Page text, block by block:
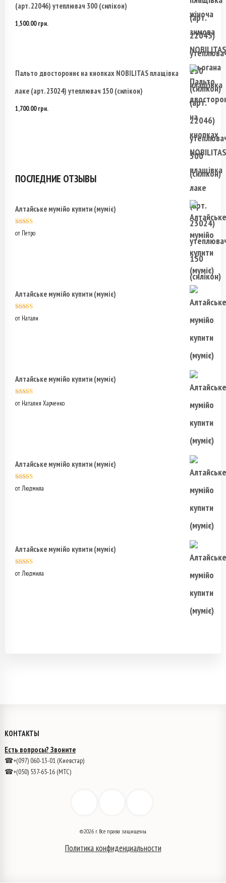
(арт. 22046) утеплювач 300 (силікон)
1,500.00грн.
Пальто двостороннє на кнопках NOBILITAS плащівка
лаке (арт. 23024) утеплювач 150 (силікон)
1,700.00грн.
ПОСЛЕДНИЕ ОТЗЫВЫ
Алтайське мумійо купити (муміє)
Оценка
5
от Петро
Алтайське мумійо купити (муміє)
Оценка5
5
от Натали
Алтайське мумійо купити (муміє)
Оценка5 из
5
от Наталия Харченко
Алтайське мумійо купити (муміє)
Оценка5из
5
от Людмила
Алтайське мумійо купити (муміє)
Оценка5из
5
от Людмила
КОНТАКТЫ
Есть вопросы? Звоните
☎+(097) 060-13-01 (Киевстар)
☎+(050) 537-65-16 (МТС)
©2026 г. Все права защищены.
Политика конфиденциальности